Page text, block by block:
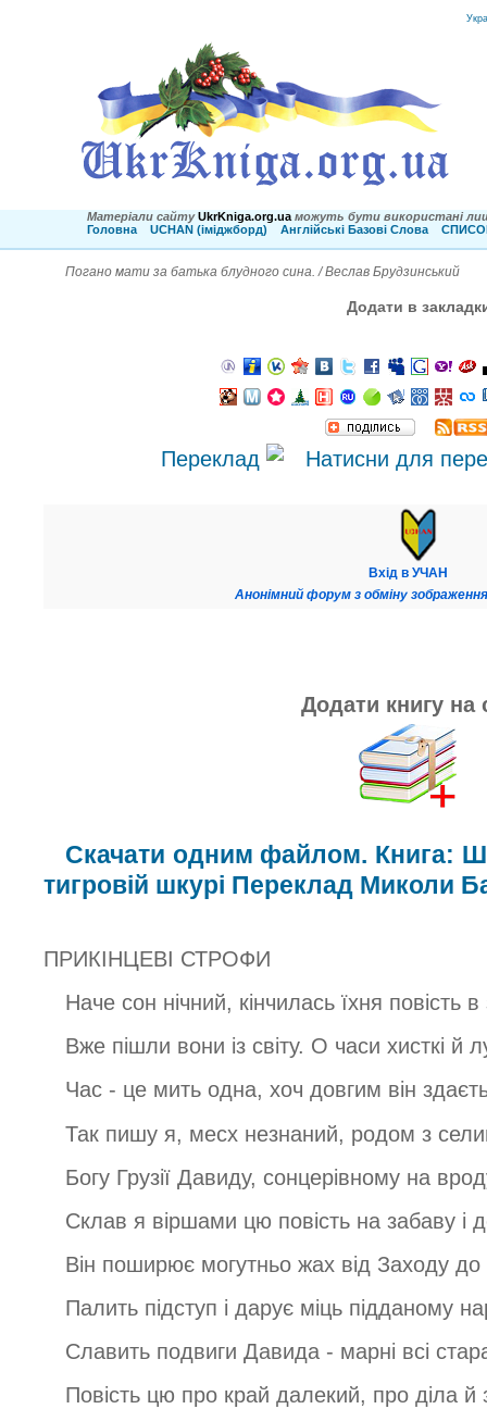
Матеріали сайту UkrKniga.org.ua можуть бути використані
Головна
UCHAN (іміджборд) Англійські Базові Слова
Погано мати за батька блудного сина. / Веслав Брудзинський
Додати в
Переклад
Вхід в УЧАН
Анонімний форум з обміну
Додати книгу на
Скачати одним файлом. Книга:
тигровій шкурі Переклад Миколи
ПРИКІНЦЕВІ СТРОФИ
Наче сон нічний, кінчилась їхня повість в
Вже пішли вони із світу. О часи хисткі й
Час - це мить одна, хоч довгим він
Так пишу я, месх незнаний, родом з
Богу Грузії Давиду, сонцерівному на
Склав я віршами цю повість на забаву і
Він поширює могутньо жах від Заходу
Палить підступ і дарує міць підданому
Славить подвиги Давида - марні всі
Повість цю про край далекий, про діла й